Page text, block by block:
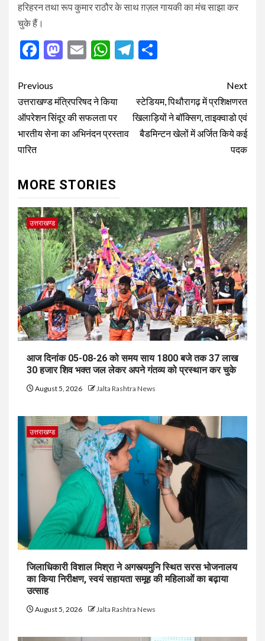
हरिहरन तथा रूप कुमार राठौर के साथ ग़ज़ल गायकी का मंच साझा कर
चुके हैं।
Facebook
Mastodon
EmailWhatsApp
Telegram
Post
navigation
Previous
उत्तराखण्ड मंत्रिपरिषद ने किया
ऑपरेशन सिंदूर की सफलता पर
भारतीय सेना का अभिनंदन प्रस्ताव
पारित
Next
स्टेडियम, पिथौरागढ़ में प्रशिक्षणरत
खिलाड़ियों ने बॉक्सिग, ताइक्वाडो एवं
बैडमिन्टन खेलों में अर्जित किये कई
पदक
MORE STORIES
उत्तराखण्ड
आज दिनांक 05-08-26 को समय साय 1800 बजे तक 37 लाख
30 हजार शिव भक्त जल लेकर अपने गंतव्य को प्रस्थान कर चुके
August 5, 2026 Jalta Rashtra News
उत्तराखण्ड
जिलाधिकारी विशाल मिश्रा ने अगस्त्यमुनि स्थित सरस भोजनालय
का किया निरीक्षण, स्वयं सहायता समूह की महिलाओं का बढ़ाया
उत्साह
August 5, 2026 Jalta Rashtra News